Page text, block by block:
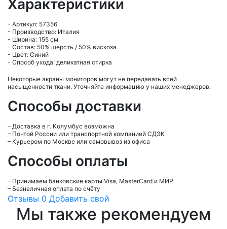
Характеристики
- Артикул: 57356
- Производство: Италия
- Ширина: 155 см
- Состав: 50% шерсть / 50% вискоза
- Цвет: Синий
- Способ ухода: деликатная стирка
Некоторые экраны мониторов могут не передавать всей
насыщенности ткани. Уточняйте информацию у наших менеджеров.
Способы доставки
– Доставка в г. Колумбусвозможна
– Почтой России или транспортной компанией СДЭК
– Курьером по Москве или самовывоз из офиса
Способы оплаты
– Принимаем банковские карты Visa, MasterCard и МИР
– Безналичная оплата по счёту
Отзывы0 Добавить свой
Мы также рекомендуем